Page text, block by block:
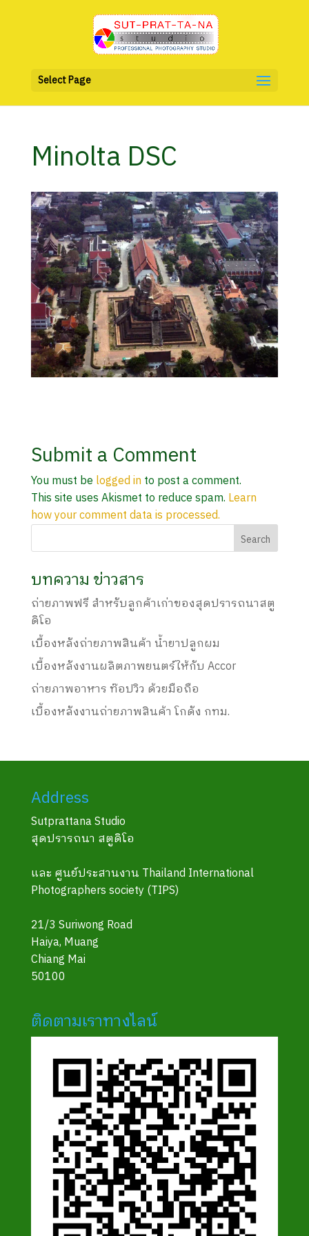
Select Page
Minolta DSC
Submit a Comment
You must be logged into post a comment.
This site uses Akismet to reduce spam. Learn
how your comment data is processed.
บทความ ข่าวสาร
ถ่ายภาพฟรี สำหรับลูกค้าเก่าของสุดปรารถนาสตู
ดิโอ
เบื้องหลังถ่ายภาพสินค้า น้ำยาปลูกผม
เบื้องหลังงานผลิตภาพยนตร์ให้กับ Accor
ถ่ายภาพอาหาร ท๊อปวิว ด้วยมือถือ
เบื้องหลังงานถ่ายภาพสินค้า โกดัง กทม.
Address
Sutprattana Studio
สุดปรารถนา สตูดิโอ
และ ศูนย์ประสานงาน Thailand International
Photographers society (TIPS)
21/3 Suriwong Road
Haiya, Muang
Chiang Mai
50100
ติดตามเราทางไลน์